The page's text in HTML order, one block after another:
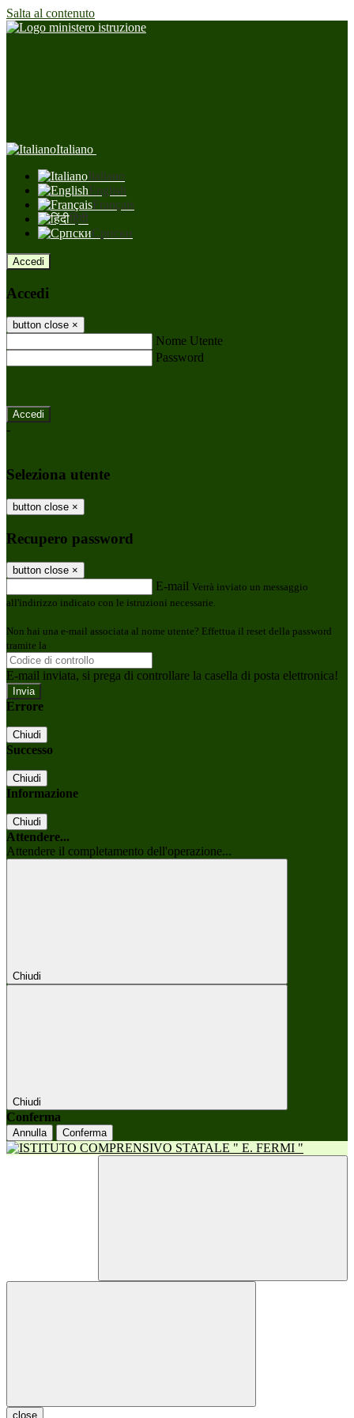
Salta al contenuto
Italiano
Italiano
English
Français
हिंदी
Српски
Accedi
Accedi
button close ×
Nome Utente
Password
-
Seleziona utente
button close ×
Recupero password
button close ×
E-mail Verrà inviato un messaggio
all'indirizzo indicato con le istruzioni necessarie.
Non hai una e-mail associata al nome utente? Effettua il reset della password
tramite la
E-mail inviata, si prega di controllare la casella di posta elettronica!
Errore
Chiudi
Successo
Chiudi
Informazione
Chiudi
Attendere...
Attendere il completamento dell'operazione...
Chiudi
Chiudi
Conferma
Annulla Conferma
close